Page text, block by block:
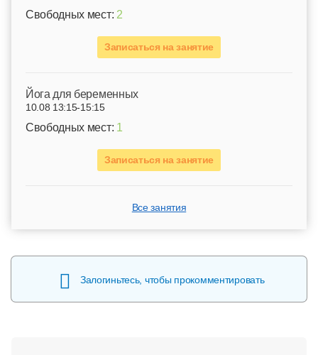
Свободных мест: 2
Записаться на занятие
Йога для беременных
10.08 13:15-15:15
Свободных мест: 1
Записаться на занятие
Все занятия
Залогиньтесь, чтобы прокомментировать